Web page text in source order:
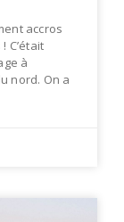
accros
C’était
à
nord. On a